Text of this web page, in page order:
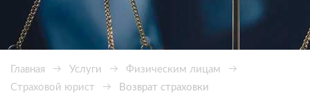
Главная Услуги
Физическим лицам
Страховой юрист
Возврат страховки